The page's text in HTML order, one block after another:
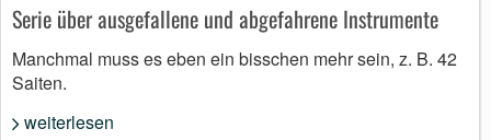
Serie über ausgefallene und abgefahrene Instrumente
Manchmal muss es eben ein bisschen mehr sein, z. B. 42
Saiten.
weiterlesen